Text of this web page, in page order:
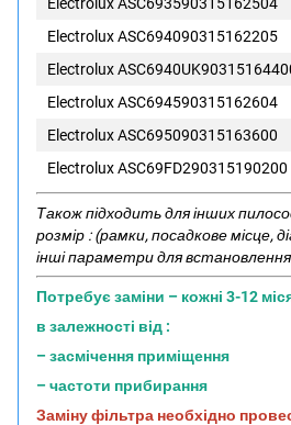
Electrolux ASC694090315162205
Electrolux
Electrolux ASC694590315162604
Electrolux ASC695090315163600
Electrolux ASC69FD290315190200
Також підходить для інших
розмір : (рамки, посадкове місце,
інші параметри для встановлення
Потребує заміни – кожні 3-12
в залежності від :
– засмічення приміщення
– частоти прибирання
Заміну фільтра необхідно